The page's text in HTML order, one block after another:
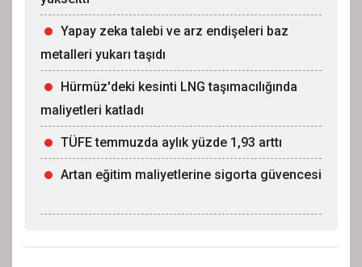
Yapay zeka talebi ve arz endişeleri baz
metalleri yukarı taşıdı
Hürmüz'deki kesinti LNG taşımacılığında
maliyetleri katladı
TÜFE temmuzda aylık yüzde 1,93 arttı
Artan eğitim maliyetlerine sigorta güvencesi